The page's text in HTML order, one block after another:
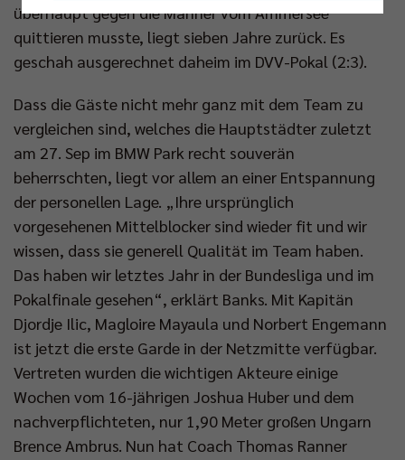
überhaupt gegen die Männer vom Ammersee
quittieren musste, liegt sieben Jahre zurück. Es
geschah ausgerechnet daheim im DVV-Pokal (2:3).
Dass die Gäste nicht mehr ganz mit dem Team zu
vergleichen sind, welches die Hauptstädter zuletzt
am 27. Sep im BMW Park recht souverän
beherrschten, liegt vor allem an einer Entspannung
der personellen Lage. „Ihre ursprünglich
vorgesehenen Mittelblocker sind wieder fit und wir
wissen, dass sie generell Qualität im Team haben.
Das haben wir letztes Jahr in der Bundesliga und im
Pokalfinale gesehen“, erklärt Banks. Mit Kapitän
Djordje Ilic, Magloire Mayaula und Norbert Engemann
ist jetzt die erste Garde in der Netzmitte verfügbar.
Vertreten wurden die wichtigen Akteure einige
Wochen vom 16-jährigen Joshua Huber und dem
nachverpflichteten, nur 1,90 Meter großen Ungarn
Brence Ambrus. Nun hat Coach Thomas Ranner
Nur essenzielle Cookies akzeptieren
Impressum Datenschutzerklärung